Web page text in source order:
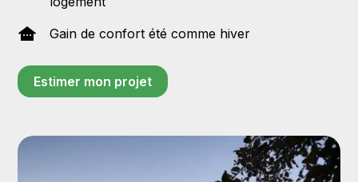
Gain de confort été comme hiver
Estimer mon projet